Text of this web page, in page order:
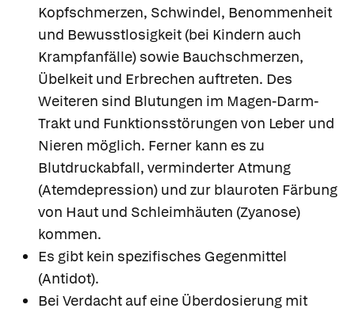
Kopfschmerzen, Schwindel, Benommenheit
und Bewusstlosigkeit (bei Kindern auch
Krampfanfälle) sowie Bauchschmerzen,
Übelkeit und Erbrechen auftreten. Des
Weiteren sind Blutungen im Magen-Darm-
Trakt und Funktionsstörungen von Leber und
Nieren möglich. Ferner kann es zu
Blutdruckabfall, verminderter Atmung
(Atemdepression) und zur blauroten Färbung
von Haut und Schleimhäuten (Zyanose)
kommen.
Es gibt kein spezifisches Gegenmittel
(Antidot).
Bei Verdacht auf eine Überdosierung mit